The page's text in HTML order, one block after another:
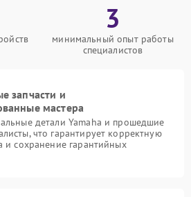
3
минимальный опыт работы
специалистов
запчасти и
мастера
детали Yamaha и прошедшие
что гарантирует корректную
и сохранение гарантийных